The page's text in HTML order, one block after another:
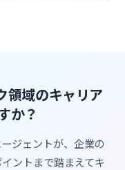
領域のキャリア
か？
ジェントが、企業の
ントまで踏まえてキ